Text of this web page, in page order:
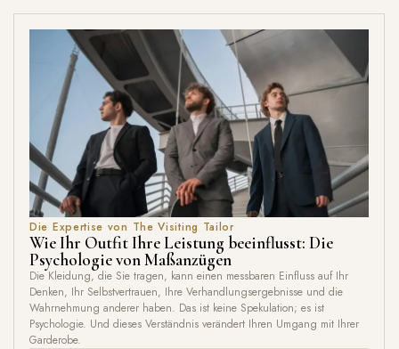
Die Expertise von The Visiting Tailor
Wie Ihr Outfit Ihre Leistung beeinflusst: Die
Psychologie von Maßanzügen
Die Kleidung, die Sie tragen, kann einen messbaren Einfluss auf Ihr
Denken, Ihr Selbstvertrauen, Ihre Verhandlungsergebnisse und die
Wahrnehmung anderer haben. Das ist keine Spekulation; es ist
Psychologie. Und dieses Verständnis verändert Ihren Umgang mit Ihrer
Garderobe.